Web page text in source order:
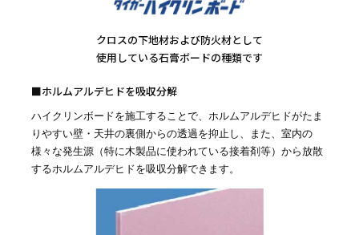
クロスの下地材および防火材として
使用している石膏ボードの種類です
■ホルムアルデヒドを吸収分解
ハイクリンボードを施工することで、ホルムアルデヒドがたま
りやすい壁・天井の裏側からの透過を抑止し、また、室内の
様々な発生源（特に木製品に使われている接着剤等）から放散
するホルムアルデヒドを吸収分解できます。